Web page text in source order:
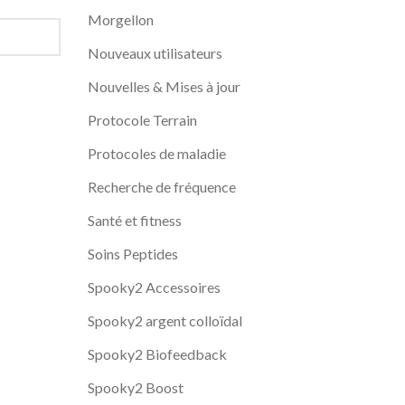
Morgellon
Nouveaux utilisateurs
Nouvelles & Mises à jour
Protocole Terrain
Protocoles de maladie
Recherche de fréquence
Santé et fitness
Soins Peptides
Spooky2 Accessoires
Spooky2 argent colloïdal
Spooky2 Biofeedback
Spooky2 Boost